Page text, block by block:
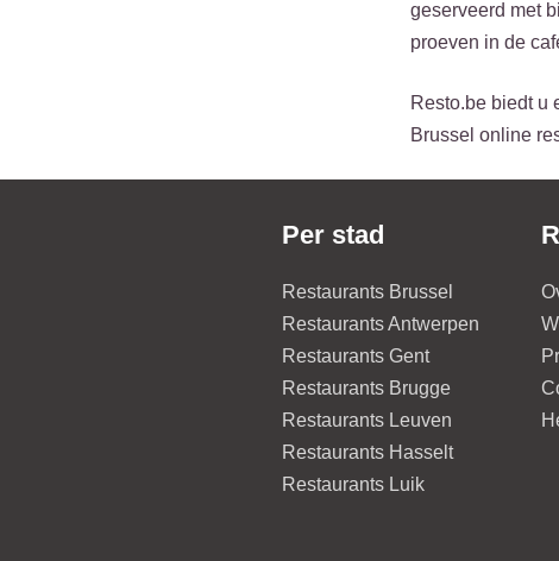
geserveerd met
proeven in de
Resto.be biedt u
Brussel online
Per stad
Restaurants Brussel
Restaurants Antwerpen
Restaurants Gent
Restaurants Brugge
Restaurants Leuven
Restaurants Hasselt
Restaurants Luik